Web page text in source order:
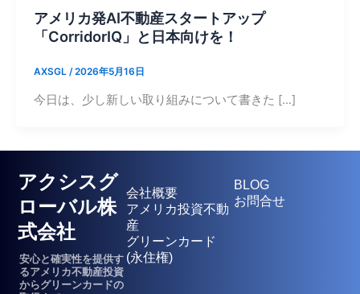
アメリカ発AI不動産スタートアップ
「CorridorIQ」と日本向けを！
AXSGL /2026年5月16日
今日は、少し新しい取り組みについて書きた […]
アクシスグ
ローバル株
式会社
安心と確実性を提供す
るアメリカ不動産投資
からグリーンカードの
会社概要
アメリカ投資不動
産
グリーンカード
(永住権)
BLOG
お問合せ